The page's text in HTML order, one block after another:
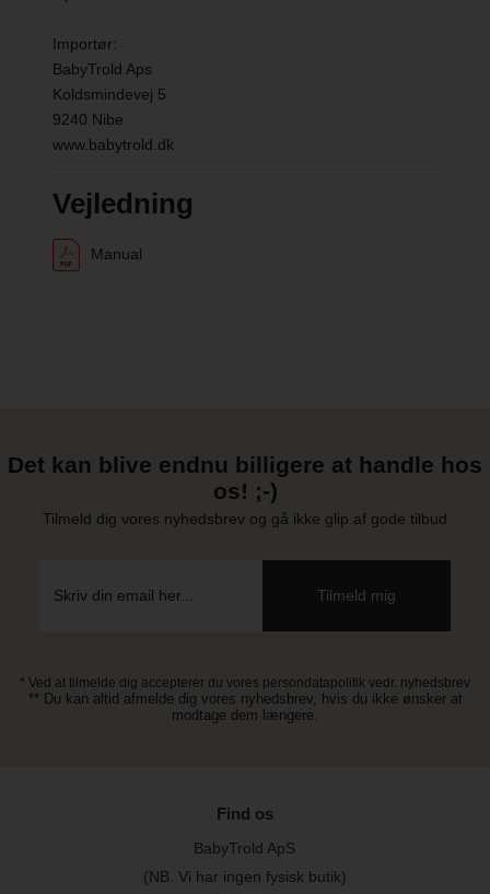
Vægt, total: 16 kg
Maks. belastning på barnevognskasse: 15 kg
Anbefalet alder: 0-3+ år
Hjul: Massive, drejelige forhjul (kan låses)
Importør:
BabyTrold Aps
Koldsmindevej 5
9240 Nibe
www.babytrold.dk
Vejledning
Manual
Det kan blive endnu billigere at handle hos
os! ;-)
Tilmeld dig vores nyhedsbrev og gå ikke glip af gode tilbud
* Ved at tilmelde dig accepterer du vores persondatapolitik vedr. nyhedsbrev
** Du kan altid afmelde dig vores nyhedsbrev, hvis du ikke ønsker at
modtage dem længere.
Find os
BabyTrold ApS
(NB. Vi har ingen fysisk butik)